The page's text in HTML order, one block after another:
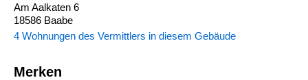
Am Aalkaten 6
18586 Baabe
4 Wohnungen des Vermittlers in diesem Gebäude
Merken